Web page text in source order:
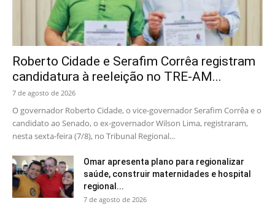
Roberto Cidade e Serafim Corrêa registram
candidatura à reeleição no TRE-AM...
7 de agosto de 2026
O governador Roberto Cidade, o vice-governador Serafim Corrêa e o
candidato ao Senado, o ex-governador Wilson Lima, registraram,
nesta sexta-feira (7/8), no Tribunal Regional...
Omar apresenta plano para regionalizar
saúde, construir maternidades e hospital
regional...
7 de agosto de 2026